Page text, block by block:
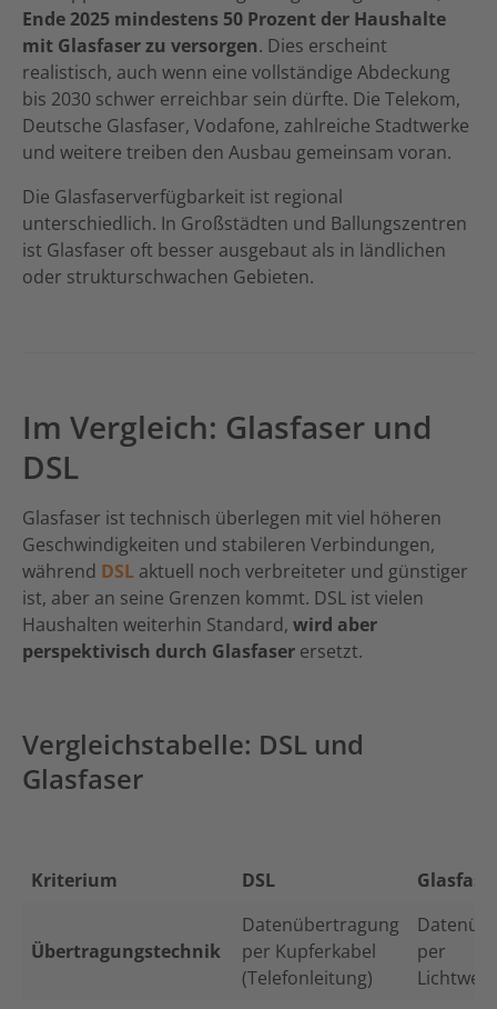
Ende 2025 mindestens 50 Prozent der Haushalte
mit Glasfaser zu versorgen. Dies erscheint
realistisch, auch wenn eine vollständige Abdeckung
bis 2030 schwer erreichbar sein dürfte. Die Telekom,
Deutsche Glasfaser, Vodafone, zahlreiche Stadtwerke
und weitere treiben den Ausbau gemeinsam voran.
Die Glasfaserverfügbarkeit ist regional
unterschiedlich. In Großstädten und Ballungszentren
ist Glasfaser oft besser ausgebaut als in ländlichen
oder strukturschwachen Gebieten.
Im Vergleich: Glasfaser und
DSL
Glasfaser ist technisch überlegen mit viel höheren
Geschwindigkeiten und stabileren Verbindungen,
während DSL aktuell noch verbreiteter und günstiger
ist, aber an seine Grenzen kommt. DSL ist vielen
Haushalten weiterhin Standard, wird aber
perspektivisch durch Glasfaser ersetzt.
Vergleichstabelle: DSL und
Glasfaser
Kriterium DSL
Übertragungstechnik
Datenübertragung
per Kupferkabel
(Telefonleitung)
per